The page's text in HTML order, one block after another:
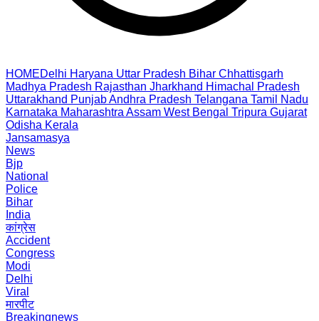
HOMEDelhi Haryana Uttar Pradesh Bihar Chhattisgarh
Madhya Pradesh Rajasthan Jharkhand Himachal Pradesh
Uttarakhand PunjabAndhra Pradesh Telangana Tamil Nadu
Karnataka Maharashtra Assam West Bengal Tripura Gujarat
Odisha Kerala
Jansamasya
News
Bjp
National
Police
Bihar
India
कांग्रेस
Accident
Congress
Modi
Delhi
Viral
मारपीट
Breakingnews